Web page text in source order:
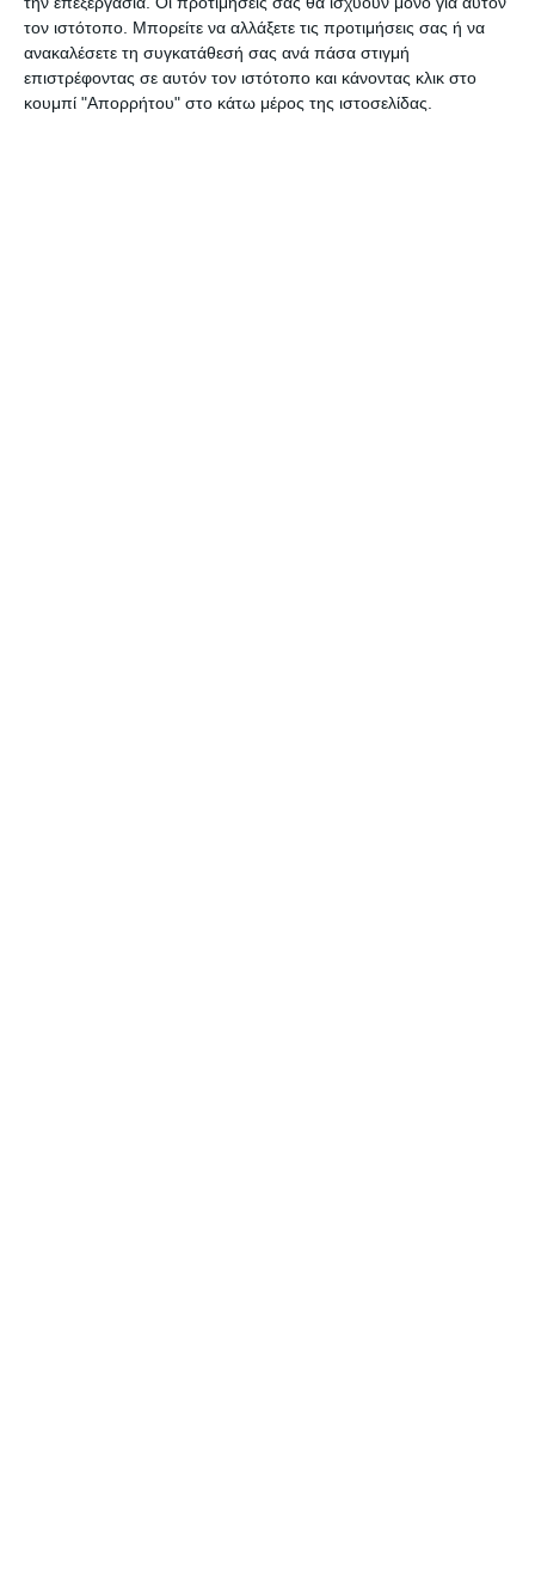
τον ιστότοπο. Μπορείτε να αλλάξετε τις προτιμήσεις σας ή να
ανακαλέσετε τη συγκατάθεσή σας ανά πάσα στιγμή
επιστρέφοντας σε αυτόν τον ιστότοπο και κάνοντας κλικ στο
κουμπί "Απορρήτου" στο κάτω μέρος της ιστοσελίδας.
Η μήνυση έχει κατατεθεί για πραγματικούς
λόγους ανθρώπινης ευαισθησία και ήταν
απόφαση της συντονιστικής Ζακύνθου τα
στοιχεία για την σκοπιμότητα των εμπρησμών